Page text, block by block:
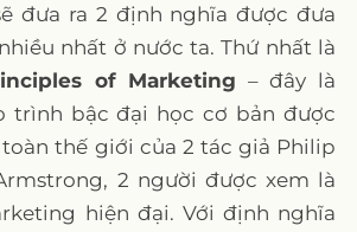
phát triển kênh phân phối –
và kho bãi – Transportation
thường gặp
đưa ra 2 định nghĩa được đưa
nhất ở nước ta. Thứ nhất là
of Marketing – đây là
trình bậc đại học cơ bản được
thế giới của 2 tác giả Philip
2 người được xem là
hiện đại. Với định nghĩa